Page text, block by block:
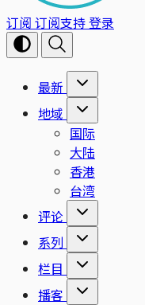
订阅 订阅支持登录
最新
地域
国际
大陆
香港
台湾
评论
系列
栏目
播客